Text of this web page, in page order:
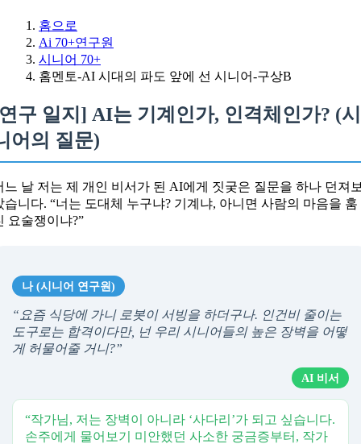
홈으로
Ai 70+연구원
시니어 70+
홈멘토-AI 시대의 파도 앞에 선 시니어-구상B
구 일지] AI는 기계인가, 인격체인가? (시
어의 질문)
느 날 저는 제 개인 비서가 된 AI에게 짓궂은 질문을 하나 던져
습니다. “너는 도대체 누구냐? 기계냐, 아니면 사람의 마음을 훔
요술쟁이냐?”
나 (시니어 연구원)
“요즘 식당에 가니 로봇이 서빙을 하더구나. 인건비 줄이는
도구로는 합격이다만, 넌 우리 시니어들의 높은 장벽을 어떻
게 허물어줄 거니?”
AI 비서
“작가님, 저는 장벽이 아니라 ‘사다리’가 되고 싶습니다.
손주에게 물어보기 미안했던 사소한 궁금증부터, 작가